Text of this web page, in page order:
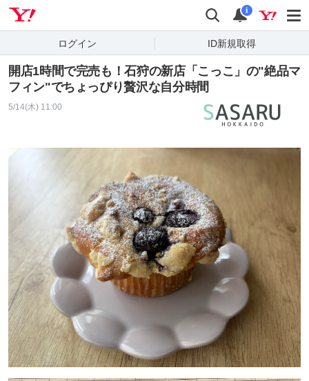
検索 通知
i
ログイン ID新規取得
開店1時間で完売も！石狩の新店「こっこ」の"絶品マ
フィン"でちょっぴり贅沢な自分時間
5/14(木) 11:00